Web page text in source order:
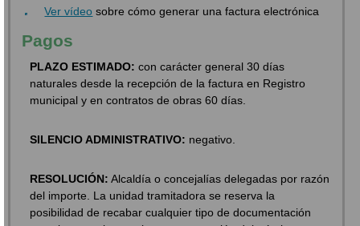
Ver vídeo sobre cómo generar una factura electrónica
Pagos
PLAZO ESTIMADO: con carácter general 30 días
naturales desde la recepción de la factura en Registro
municipal y en contratos de obras 60 días.
SILENCIO ADMINISTRATIVO: negativo.
RESOLUCIÓN: Alcaldía o concejalías delegadas por razón
del importe. La unidad tramitadora se reserva la
posibilidad de recabar cualquier tipo de documentación